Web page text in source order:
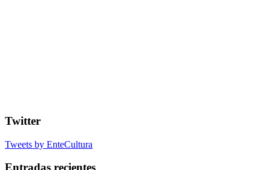
Twitter
Tweets by EnteCultura